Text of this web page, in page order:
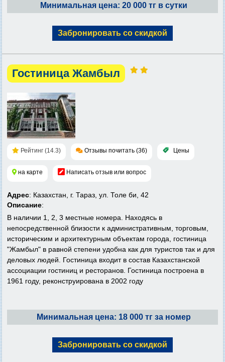
Минимальная цена: 20 000 тг в сутки
Забронировать со скидкой
Гостиница Жамбыл
Рейтинг (14.3) Отзывы почитать (36) Цены
на карте Написать отзыв или вопрос
Адрес: Казахстан, г. Тараз, ул. Толе би, 42
Описание:
В наличии 1, 2, 3 местные номера. Находясь в
непосредственной близости к административным, торговым,
историческим и архитектурным объектам города, гостиница
"Жамбыл" в равной степени удобна как для туристов так и для
деловых людей. Гостиница входит в состав Казахстанской
ассоциации гостиниц и ресторанов. Гостиница построена в
1961 году, реконструирована в 2002 году
Минимальная цена: 18 000 тг за номер
Забронировать со скидкой